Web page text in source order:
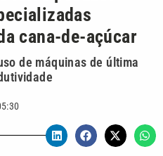
cana-de-açúcar
de máquinas de última